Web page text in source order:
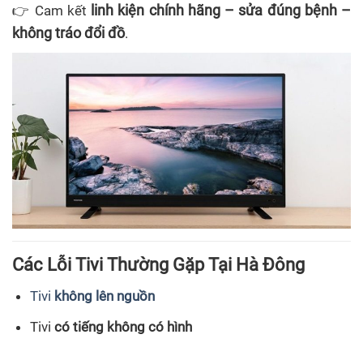
👉 Cam kết linh kiện chính hãng – sửa đúng bệnh –
không tráo đổi đồ.
Các Lỗi Tivi Thường Gặp Tại Hà Đông
Tivi không lên nguồn
Tivicó tiếng không có hình